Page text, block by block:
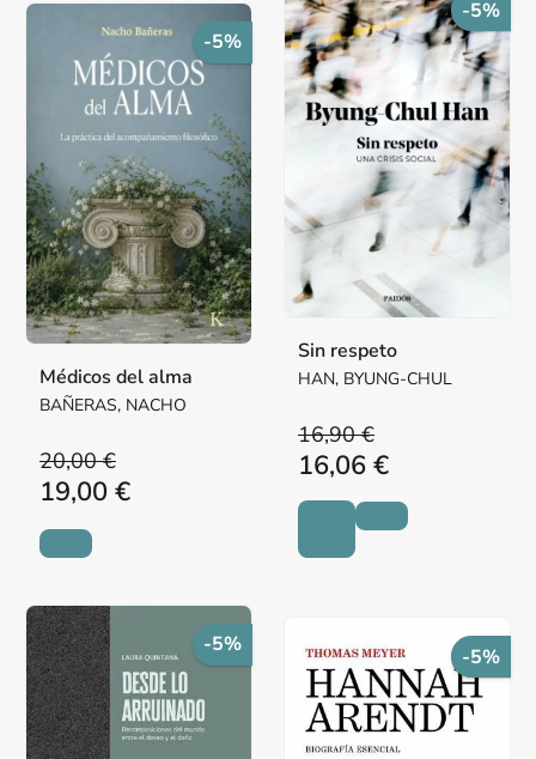
-5%
Médicos del alma
BAÑERAS, NACHO
20,00 €
19,00 €
-5%
Sin respeto
HAN, BYUNG-CHUL
16,90 €
16,06 €
-5% -5%